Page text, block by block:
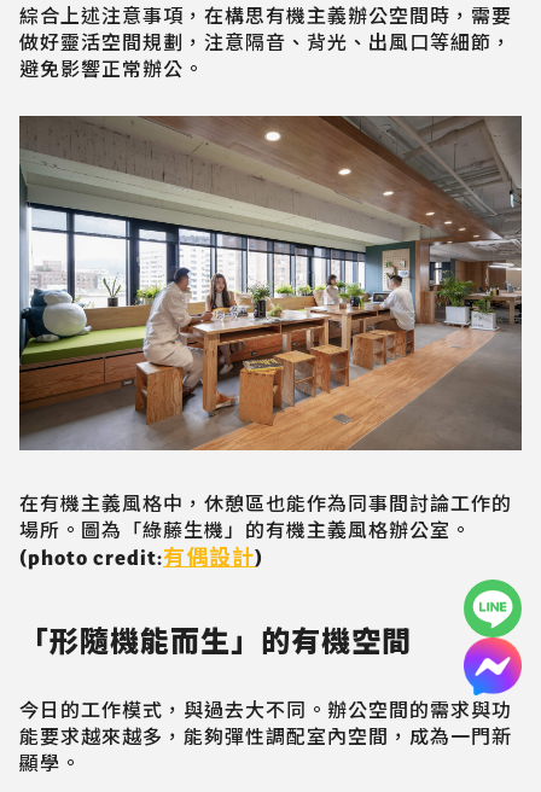
綜合上述注意事項，在構思有機主義辦公空間時，需要
做好靈活空間規劃，注意隔音、背光、出風口等細節，
避免影響正常辦公。
在有機主義風格中，休憩區也能作為同事間討論工作的
場所。圖為「綠藤生機」的有機主義風格辦公室。
(photo credit:有偶設計)
「形隨機能而生」的有機空間
今日的工作模式，與過去大不同。辦公空間的需求與功
能要求越來越多，能夠彈性調配室內空間，成為一門新
顯學。